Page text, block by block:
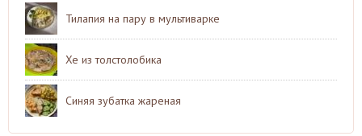
Тилапия на пару в мультиварке
Хе из толстолобика
Синяя зубатка жареная